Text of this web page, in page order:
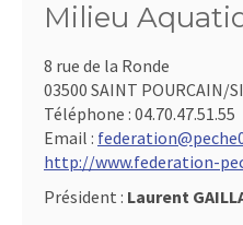
Milieu
8 rue de la Ronde
03500 SAINT POURCAIN/
Téléphone : 04.70.47.51.55
Email :
http://www.federation-
Président : Laurent